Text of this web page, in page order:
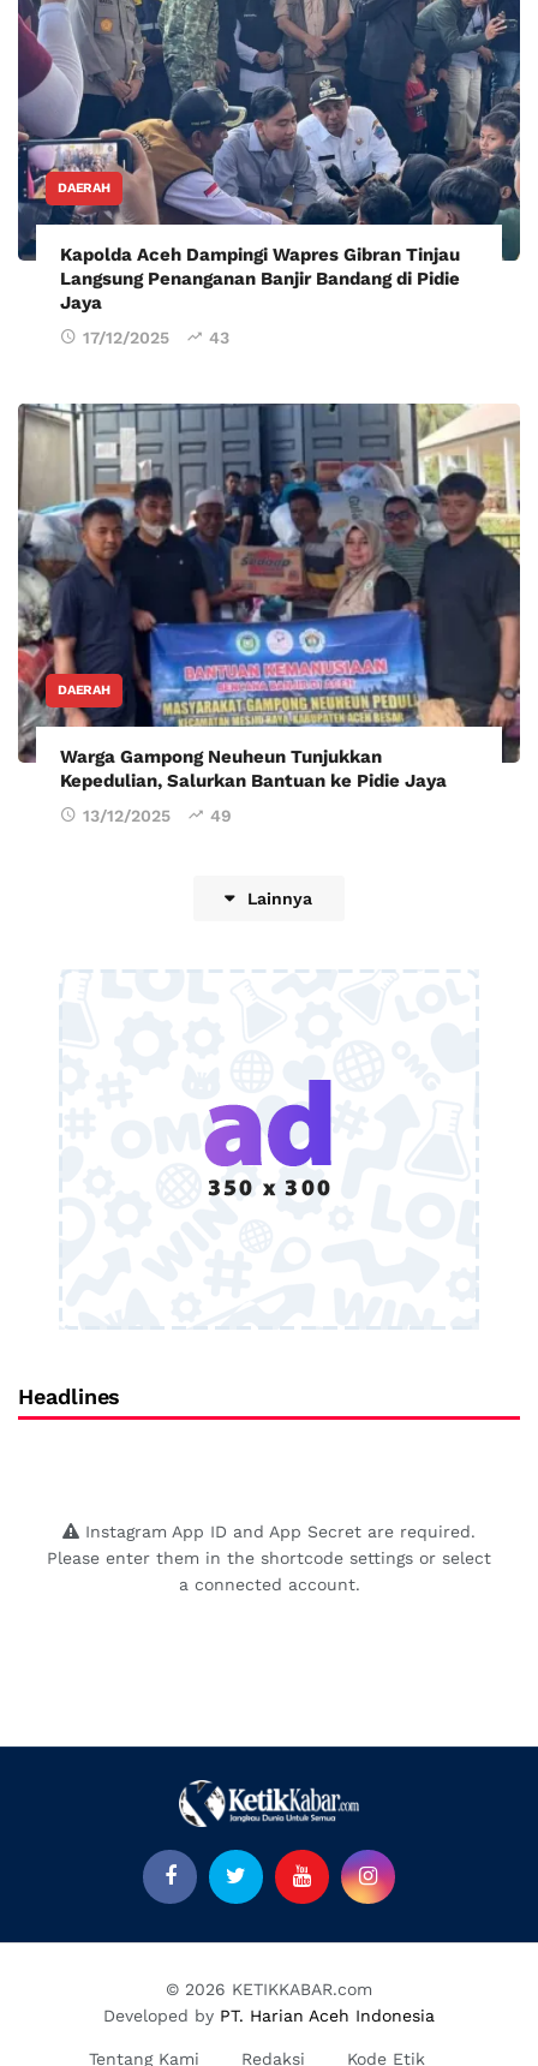
DAERAH
Kapolda Aceh Dampingi Wapres Gibran Tinjau
Langsung Penanganan Banjir Bandang di Pidie
Jaya
17/12/2025 43
DAERAH
Warga Gampong Neuheun Tunjukkan
Kepedulian, Salurkan Bantuan ke Pidie Jaya
13/12/2025 49
Lainnya
Headlines
Instagram App ID and App Secret are required.
Please enter them in the shortcode settings or select
a connected account.
© 2026 KETIKKABAR.com
Developed by PT. Harian Aceh Indonesia
Tentang Kami Redaksi Kode Etik